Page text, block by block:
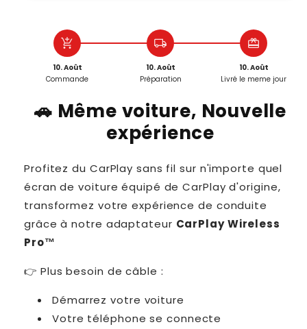
add_shopping_cart
10. Août
Commande
local_shipping
10. Août
Préparation
redeem
10. Août
Livré le meme jour
🚗 Même voiture, Nouvelle
expérience
Profitez du CarPlay sans fil sur n'importe quel
écran de voiture équipé de CarPlay d'origine,
transformez votre expérience de conduite
grâce à notre adaptateur CarPlay Wireless
Pro™
👉 Plus besoin de câble :
Démarrez votre voiture
Votre téléphone se connecte